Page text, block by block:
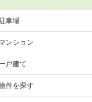
車場
ンション
戸建て
件を探す